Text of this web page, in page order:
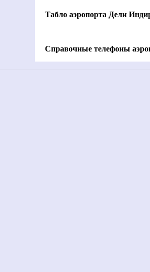
Табло аэропорта Дели
Справочные телефоны